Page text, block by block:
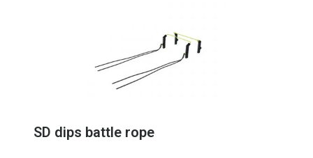
SD dips battle rope